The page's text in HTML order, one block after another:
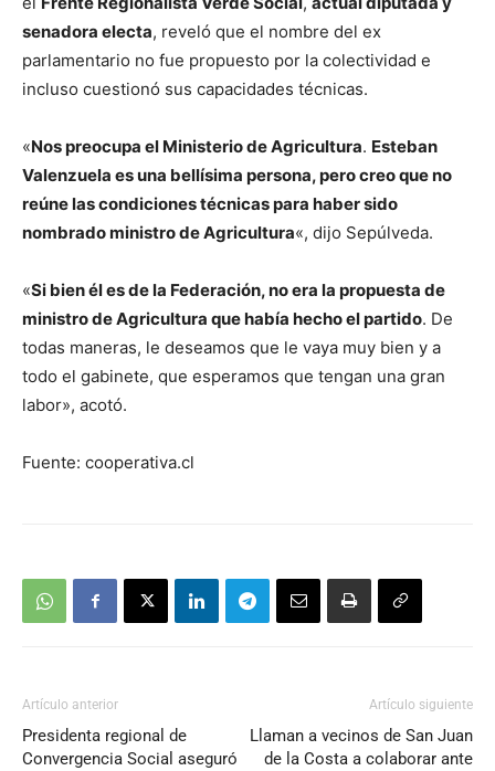
senadora electa, reveló que el nombre del ex
parlamentario no fue propuesto por la colectividad e
incluso cuestionó sus capacidades técnicas.
«Nos preocupa el Ministerio de Agricultura. Esteban
Valenzuela es una bellísima persona, pero creo que no
reúne las condiciones técnicas para haber sido
nombrado ministro de Agricultura«, dijo Sepúlveda.
«Si bien él es de la Federación, no era la propuesta de
ministro de Agricultura que había hecho el partido. De
todas maneras, le deseamos que le vaya muy bien y a
todo el gabinete, que esperamos que tengan una gran
labor», acotó.
Fuente: cooperativa.cl
Artículo anterior
Presidenta regional de
Convergencia Social aseguró
Artículo siguiente
Llaman a vecinos de San Juan
de la Costa a colaborar ante